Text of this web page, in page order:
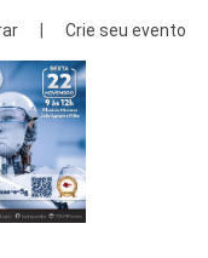
Crie seu evento